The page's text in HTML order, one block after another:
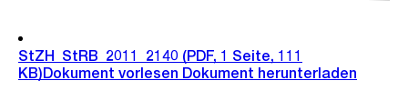
StZH_StRB_2011_2140 (PDF, 1 Seite, 111
KB)Dokument vorlesen Dokument herunterladen